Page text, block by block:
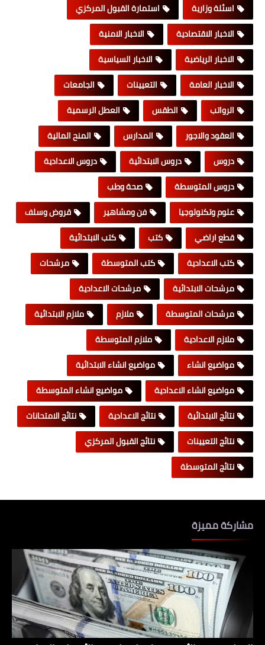
اسئلة وزارية
استمارة القبول المركزي
الاخبار الاقتصادية
الاخبار الامنية
الاخبار الرياضية
الاخبار السياسية
الاخبار العامة
التعيينات
الجامعات
الرواتب
الطقس
العطل الرسمية
العقود والاجور
المدارس
المنح المالية
دروس
دروس الابتدائية
دروس الاعدادية
دروس المتوسطة
صحة وطب
علوم وتكنولوجيا
فن ومشاهير
قروض وسلف
قطع اراضي
كتب
كتب الابتدائية
كتب الاعدادية
كتب المتوسطة
مرشحات
مرشحات الابتدائية
مرشحات الاعدادية
مرشحات المتوسطة
ملازم
ملازم الابتدائية
ملازم الاعدادية
ملازم المتوسطة
مواضيع انشاء
مواضيع انشاء الابتدائية
مواضيع انشاء الاعدادية
مواضيع انشاء المتوسطة
نتائج الابتدائية
نتائج الاعدادية
نتائج الامتحانات
نتائج التعيينات
نتائج القبول المركزي
نتائج المتوسطة
مشاركة مميزة